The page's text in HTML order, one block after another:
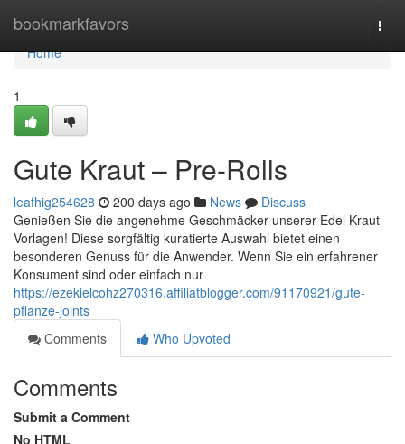
bookmarkfavors
Home
Home
1
Gute Kraut – Pre-Rolls
leafhig254628 200 days ago News
Discuss
Genießen Sie die angenehme Geschmäcker unserer Edel Kraut
Vorlagen! Diese sorgfältig kuratierte Auswahl bietet einen
besonderen Genuss für die Anwender. Wenn Sie ein erfahrener
Konsument sind oder einfach nur
https://ezekielcohz270316.affiliatblogger.com/91170921/gute-
pflanze-joints
Comments
Who Upvoted
Comments
Submit a Comment
No HTML